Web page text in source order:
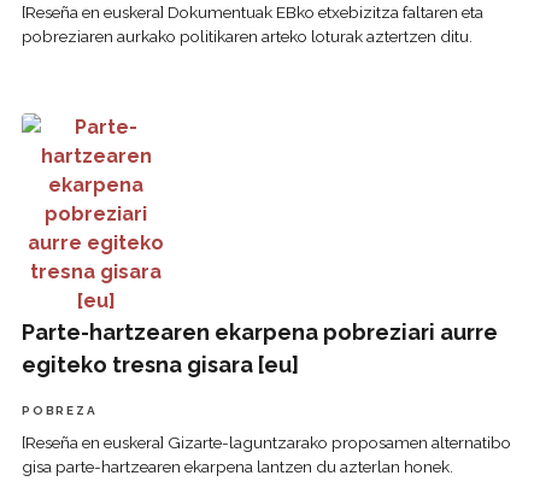
[Reseña en euskera] Dokumentuak EBko etxebizitza faltaren eta
pobreziaren aurkako politikaren arteko loturak aztertzen ditu.
Parte-hartzearen ekarpena pobreziari aurre
egiteko tresna gisara [eu]
POBREZA
[Reseña en euskera] Gizarte-laguntzarako proposamen alternatibo
gisa parte-hartzearen ekarpena lantzen du azterlan honek.
Parte-hartzearen ekarpena pobreziari aurre egiteko tresna